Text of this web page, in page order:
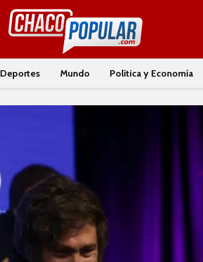
Deportes Mundo Política y Economía